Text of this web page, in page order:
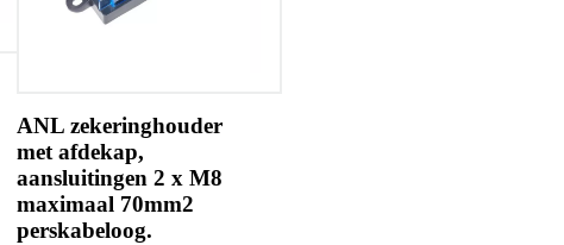
ANL zekeringhouder
met afdekap,
aansluitingen 2 x M8
maximaal 70mm2
perskabeloog.